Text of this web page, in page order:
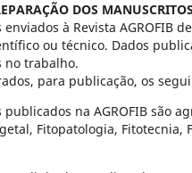
DOS MANUSCRITOS
à Revista AGROFIB
ou técnico. Dados
no trabalho.
para publicação, os
na AGROFIB são
Fitopatologia,